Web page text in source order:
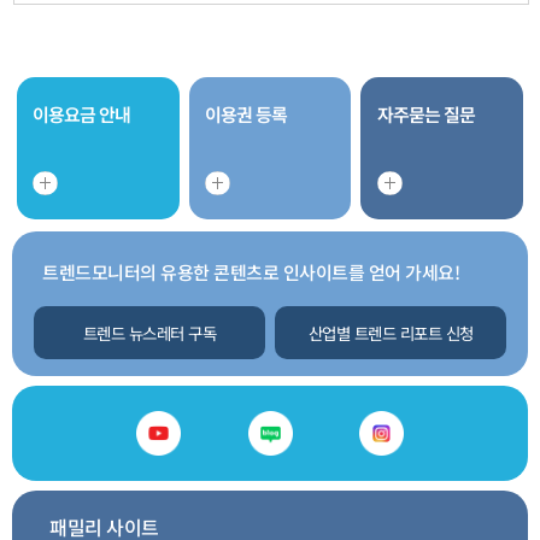
이용요금 안내 이용권 등록 자주묻는 질문
트렌드모니터의 유용한 콘텐츠로 인사이트를 얻어 가세요!
트렌드 뉴스레터 구독 산업별 트렌드 리포트 신청
패밀리 사이트